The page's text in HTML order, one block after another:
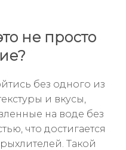
не просто
без одного из
и вкусы,
на воде без
что достигается
Такой